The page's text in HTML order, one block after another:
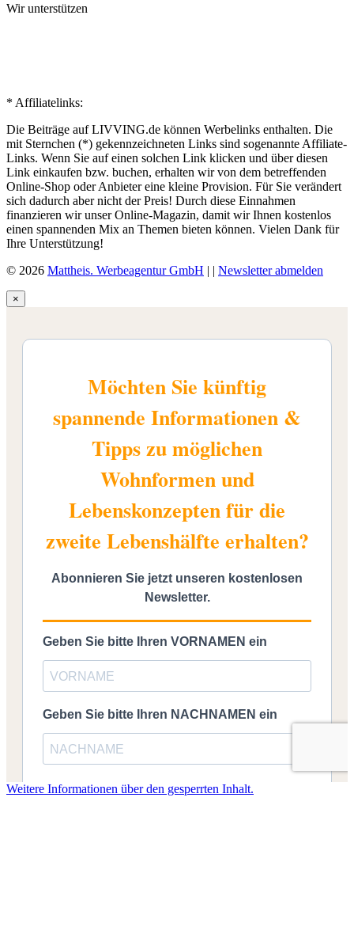
Wir unterstützen
* Affiliatelinks:
Die Beiträge auf LIVVING.de können Werbelinks enthalten. Die
mit Sternchen (*) gekennzeichneten Links sind sogenannte Affiliate-
Links. Wenn Sie auf einen solchen Link klicken und über diesen
Link einkaufen bzw. buchen, erhalten wir von dem betreffenden
Online-Shop oder Anbieter eine kleine Provision. Für Sie verändert
sich dadurch aber nicht der Preis! Durch diese Einnahmen
finanzieren wir unser Online-Magazin, damit wir Ihnen kostenlos
einen spannenden Mix an Themen bieten können. Vielen Dank für
Ihre Unterstützung!
© 2026 Mattheis. Werbeagentur GmbH | | Newsletter abmelden
×
Weitere Informationen über den gesperrten Inhalt.